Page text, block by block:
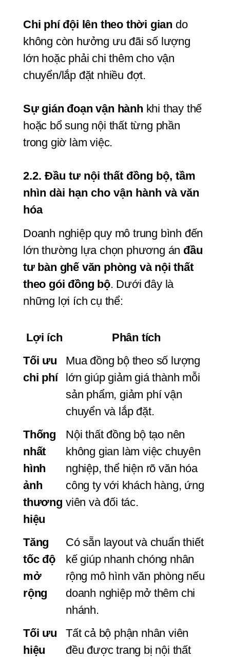
Chi phí đội lên theo thời gian do
không còn hưởng ưu đãi số lượng
lớn hoặc phải chi thêm cho vận
chuyển/lắp đặt nhiều đợt.
Sự gián đoạn vận hành khi thay thế
hoặc bổ sung nội thất từng phần
trong giờ làm việc.
2.2. Đầu tư nội thất đồng bộ, tầm
nhìn dài hạn cho vận hành và văn
hóa
Doanh nghiệp quy mô trung bình đến
lớn thường lựa chọn phương án đầu
tư bàn ghế văn phòng và nội thất
theo gói đồng bộ. Dưới đây là
những lợi ích cụ thể:
Lợi ích
Phân tích
Tối ưu
chi phí
Mua đồng bộ theo số lượng
lớn giúp giảm giá thành mỗi
sản phẩm, giảm phí vận
chuyển và lắp đặt.
Thống
nhất
hình
ảnh
thương
hiệu
Nội thất đồng bộ tạo nên
không gian làm việc chuyên
nghiệp, thể hiện rõ văn hóa
công ty với khách hàng, ứng
viên và đối tác.
Tăng
tốc độ
mở
rộng
Có sẵn layout và chuẩn thiết
kế giúp nhanh chóng nhân
rộng mô hình văn phòng nếu
doanh nghiệp mở thêm chi
nhánh.
Tối ưu
hiệu
Tất cả bộ phận nhân viên
đều được trang bị nội thất